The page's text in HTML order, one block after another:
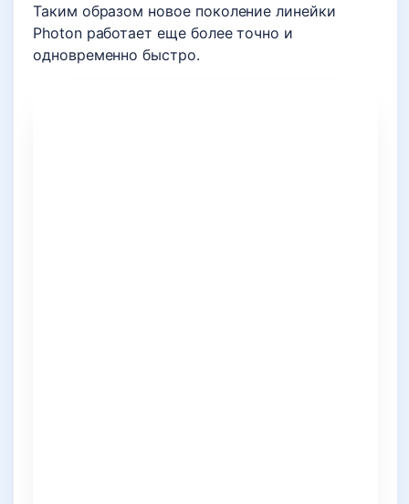
Таким образом новое поколение линейки
Photon работает еще более точно и
одновременно быстро.